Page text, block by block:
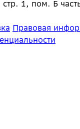
1, пом. Б
Правовая